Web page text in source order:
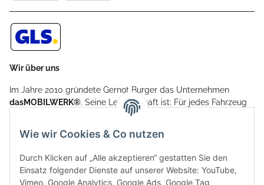
Wir über uns
Im Jahre 2010 gründete Gernot Burger das Unternehmen
dasMOBILWERK®. Seine Leidenschaft ist: Für jedes Fahrzeug
ein Car Cover anzubieten - passgenau und individuell.
Aufgrund der vielen positiven Kundenrückmeldungen kamen
weitere Produkte, wie Reifenschuhe, Hardtopständer hinzu.
Seine Reifenschoner werden in Deutschland produziert und
sind mit hochwertigen Techniken und Materialien gefertigt.
Wie wir Cookies & Co nutzen
Durch Klicken auf „Alle akzeptieren“ gestatten Sie den
Einsatz folgender Dienste auf unserer Website: YouTube,
Vimeo, Google Analytics, Google Ads, Google Tag